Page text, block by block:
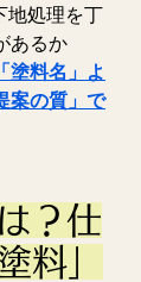
地処理を丁
あるか
塗料名」よ
案の質」で
？仕
料」